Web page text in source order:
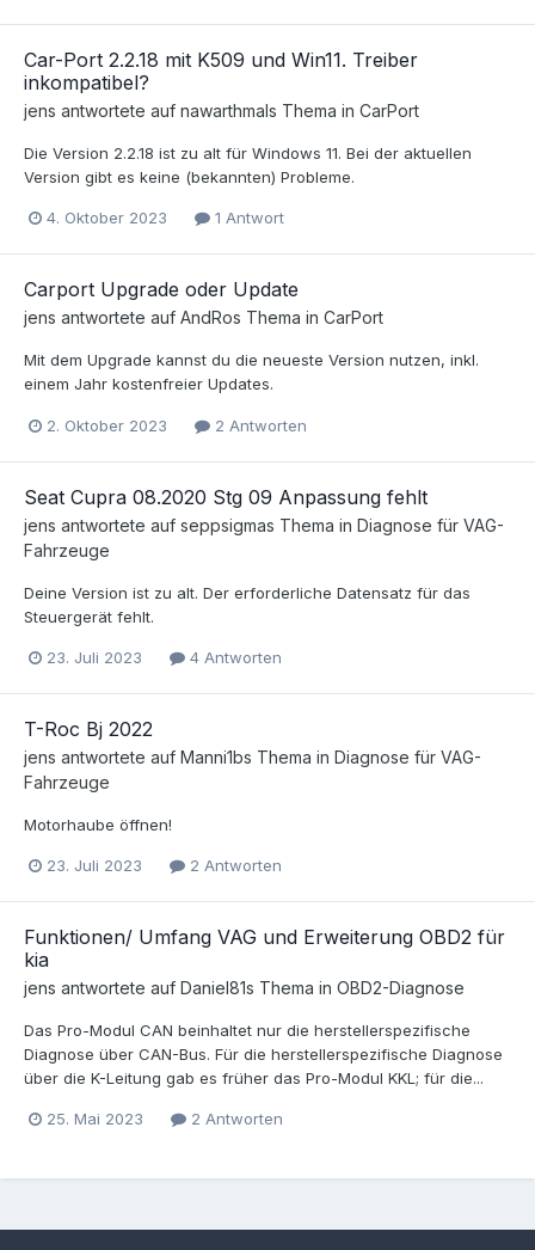
Car-Port 2.2.18 mit K509 und Win11. Treiber
inkompatibel?
jens antwortete auf nawarthmals Thema in CarPort
Die Version 2.2.18 ist zu alt für Windows 11. Bei der aktuellen
Version gibt es keine (bekannten) Probleme.
4. Oktober 2023 1 Antwort
Carport Upgrade oder Update
jens antwortete auf AndRos Thema in CarPort
Mit dem Upgrade kannst du die neueste Version nutzen, inkl.
einem Jahr kostenfreier Updates.
2. Oktober 2023 2 Antworten
Seat Cupra 08.2020 Stg 09 Anpassung fehlt
jens antwortete auf seppsigmas Thema in Diagnose für VAG-
Fahrzeuge
Deine Version ist zu alt. Der erforderliche Datensatz für das
Steuergerät fehlt.
23. Juli 2023 4 Antworten
T-Roc Bj 2022
jens antwortete auf Manni1bs Thema in Diagnose für VAG-
Fahrzeuge
Motorhaube öffnen!
23. Juli 2023 2 Antworten
Funktionen/ Umfang VAG und Erweiterung OBD2 für
kia
jens antwortete auf Daniel81s Thema in OBD2-Diagnose
Das Pro-Modul CAN beinhaltet nur die herstellerspezifische
Diagnose über CAN-Bus. Für die herstellerspezifische Diagnose
über die K-Leitung gab es früher das Pro-Modul KKL; für die...
25. Mai 2023 2 Antworten